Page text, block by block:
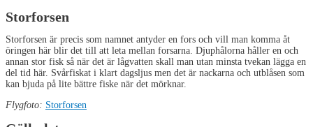
Storforsen
Storforsen är precis som namnet antyder en fors och vill man komma åt
öringen här blir det till att leta mellan forsarna. Djuphålorna håller en och
annan stor fisk så när det är lågvatten skall man utan minsta tvekan lägga en
del tid här. Svårfiskat i klart dagsljus men det är nackarna och utblåsen som
kan bjuda på lite bättre fiske när det mörknar.
Flygfoto: Storforsen